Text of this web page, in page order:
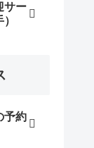
サー
予約